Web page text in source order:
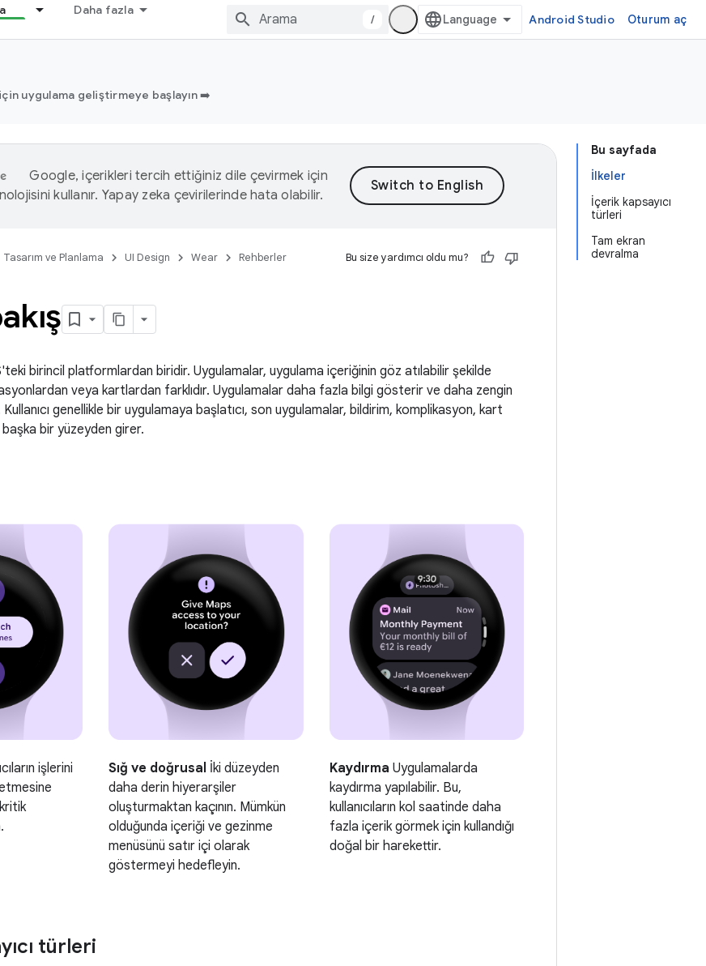
Daha fazla
/ Android Studio Oturum aç
uygulama geliştirmeye başlayın ➡️
Bu sayfada
İlkeler
İçerik kapsayıcı
türleri
Tam ekran
devralma
Google, içerikleri tercih ettiğiniz dile çevirmek için
kullanır. Yapay zeka çevirilerinde hata olabilir.
Tasarım ve Planlama UI Design Wear Rehberler Bu size yardımcı oldu mu?
birincil platformlardan biridir. Uygulamalar, uygulama içeriğinin göz atılabilir şekilde
veya kartlardan farklıdır. Uygulamalar daha fazla bilgi gösterir ve daha zengin
genellikle bir uygulamaya başlatıcı, son uygulamalar, bildirim, komplikasyon, kart
bir yüzeyden girer.
işlerini
Sığ ve doğrusal İki düzeyden
daha derin hiyerarşiler
oluşturmaktan kaçının. Mümkün
olduğunda içeriği ve gezinme
menüsünü satır içi olarak
göstermeyi hedefleyin.
Kaydırma Uygulamalarda
kaydırma yapılabilir. Bu,
kullanıcıların kol saatinde daha
fazla içerik görmek için kullandığı
doğal bir harekettir.
türleri